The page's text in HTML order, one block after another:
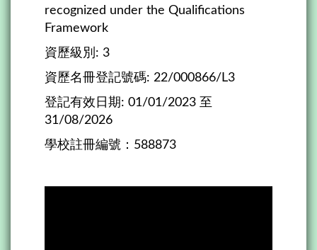
recognized under the Qualifications
Framework
資歷級別: 3
資歷名冊登記號碼: 22/000866/L3
登記有效日期: 01/01/2023 至
31/08/2026
學校註冊編號：588873